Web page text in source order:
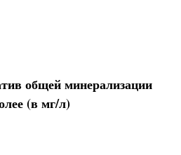
общей минерализации
(в мг/л)